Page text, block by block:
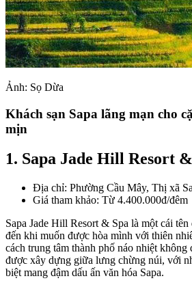
Ảnh: Sọ Dừa
Khách sạn Sapa lãng mạn cho
mịn
1. Sapa Jade Hill Resort
Địa chỉ: Phường Cầu Mây, Thị xã
Giá tham khảo: Từ 4.400.000đ/đêm
Sapa Jade Hill Resort & Spa là một cái
đến khi muốn được hòa mình với thiên
cách trung tâm thành phố náo nhiệt
được xây dựng giữa lưng chừng núi, với
biệt mang đậm dấu ấn văn hóa Sapa.